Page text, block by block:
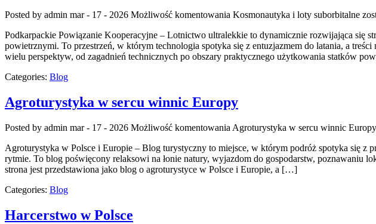
Posted by admin mar - 17 - 2026 Możliwość komentowania Kosmonautyka i loty suborbitalne
Podkarpackie Powiązanie Kooperacyjne – Lotnictwo ultralekkie to dynamicznie rozwijająca się
powietrznymi. To przestrzeń, w którym technologia spotyka się z entuzjazmem do latania, a
wielu perspektyw, od zagadnień technicznych po obszary praktycznego użytkowania statków
Categories: Blog
Agroturystyka w sercu winnic Europy
Posted by admin mar - 17 - 2026 Możliwość komentowania Agroturystyka w sercu winnic Europy
Agroturystyka w Polsce i Europie – Blog turystyczny to miejsce, w którym podróż spotyka się z
rytmie. To blog poświęcony relaksowi na łonie natury, wyjazdom do gospodarstw,
strona jest przedstawiona jako blog o agroturystyce w Polsce i Europie, a […]
Categories: Blog
Harcerstwo w Polsce